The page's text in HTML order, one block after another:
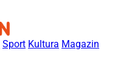
Sport Kultura Magazin